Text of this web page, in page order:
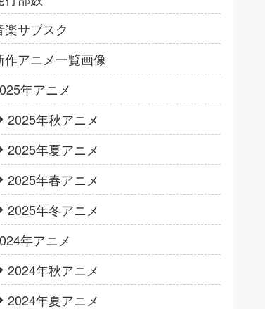
楽サブスク
作アニメ一覧画像
年アニメ
2025年秋アニメ
2025年夏アニメ
2025年春アニメ
2025年冬アニメ
年アニメ
2024年秋アニメ
2024年夏アニメ